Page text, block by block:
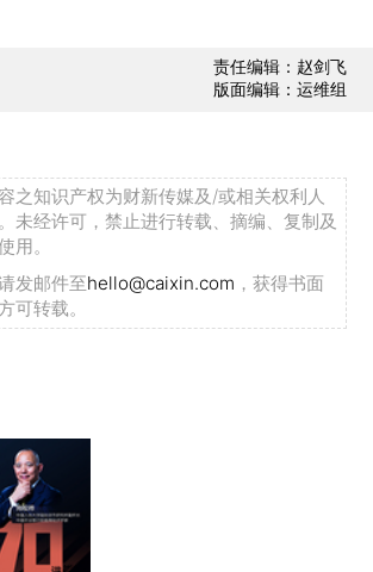
责任编辑：赵剑飞
版面编辑：运维组
之知识产权为财新传媒及/或相关权利人
未经许可，禁止进行转载、摘编、复制及
用。
发邮件至hello@caixin.com ，获得书面
可转载。